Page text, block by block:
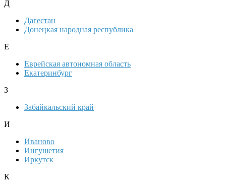
Д
Дагестан
Донецкая народная республика
Е
Еврейская автономная область
Екатеринбург
З
Забайкальский край
И
Иваново
Ингушетия
Иркутск
К